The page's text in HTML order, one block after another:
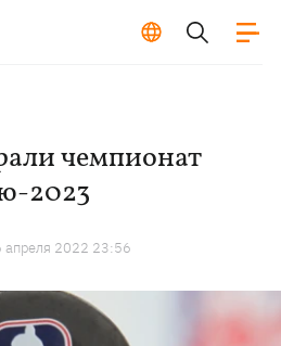
чемпионат
2023
апреля 2022 23:56